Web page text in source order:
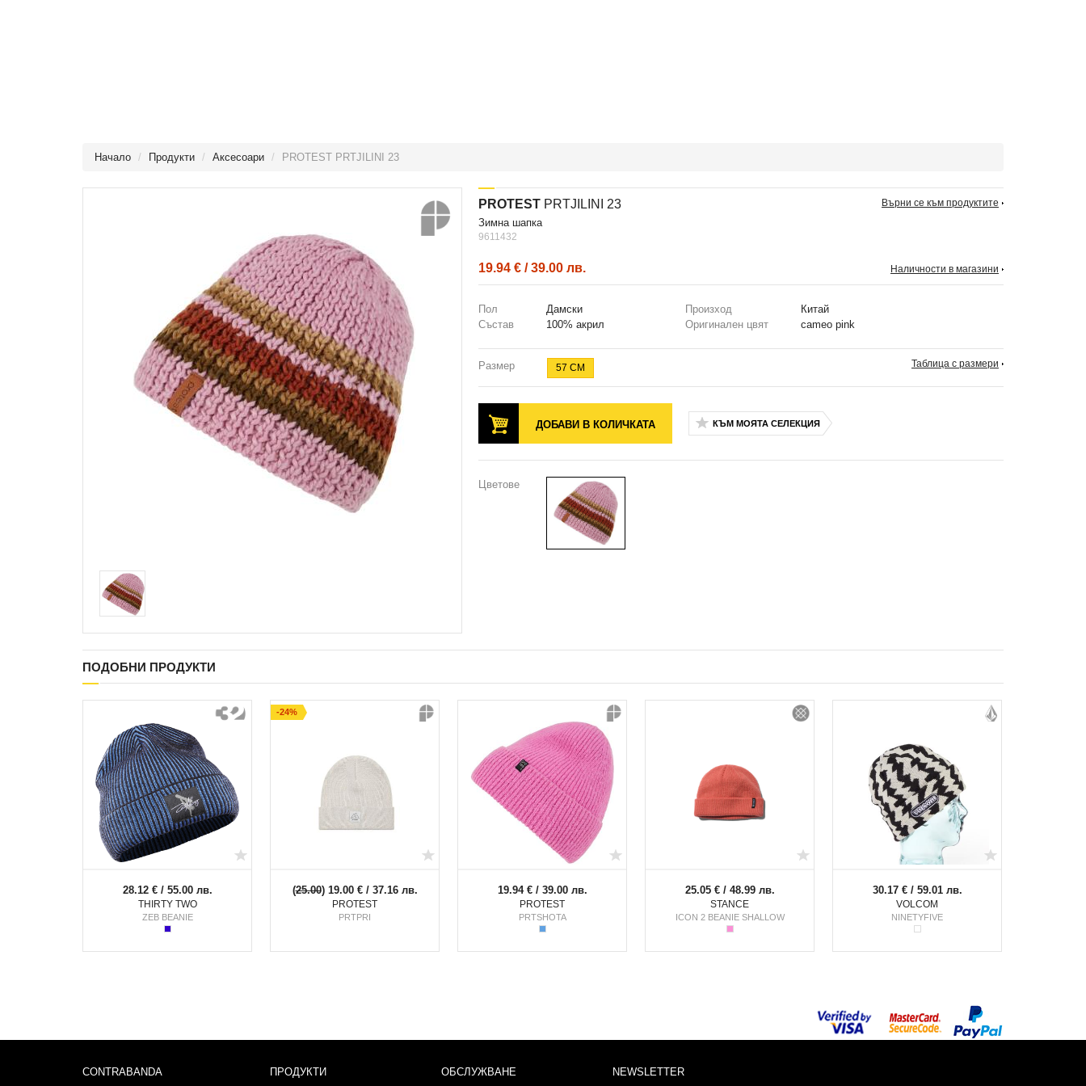
Начало Продукти Аксесоари PROTEST PRTJILINI 23
PROTEST PRTJILINI 23
зимна шапка
9611432
19.94 € / 39.00 лв.
Върни се към продуктите
Наличности в магазини
Пол Дамски Произход
Китай
Състав
100% акрил Оригинален цвят cameo pink
Размер 57 CM Таблица с размери
ДОБАВИ В КОЛИЧКАТА КЪМ МОЯТА СЕЛЕКЦИЯ
Цветове
ПОДОБНИ ПРОДУКТИ
28.12 € / 55.00 лв.
THIRTY TWO
ZEB BEANIE
(25.00) 19.00 € / 37.16 лв.
PROTEST
PRTPRI
-24%
19.94 € / 39.00 лв.
PROTEST
PRTSHOTA
25.05 € / 48.99 лв.
STANCE
ICON 2 BEANIE SHALLOW
30.17 € / 59.01 лв.
VOLCOM
NINETYFIVE
CONTRABANDA ПРОДУКТИ ОБСЛУЖВАНЕ NEWSLETTER